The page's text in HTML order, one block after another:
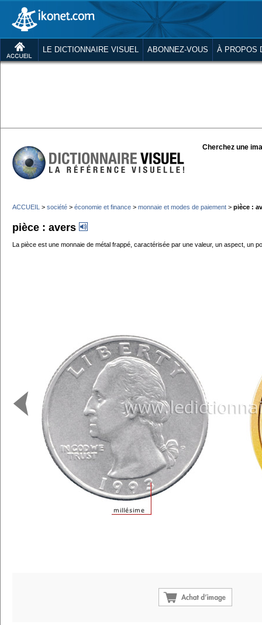
LE DICTIONNAIRE VISUEL ABONNEZ-VOUS À PROPOS
Cherchez une
ACCUEIL > société > économie et finance > monnaie et modes de paiement > pièce :
pièce : avers
La pièce est une monnaie de métal frappé, caractérisée par une valeur, un aspect, un